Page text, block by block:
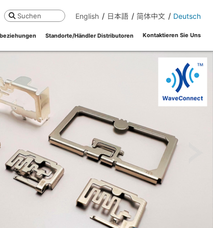
Suchen English 日本語 简体中文 Deutsch
Standorte/Händler Distributoren Kontaktieren Sie Uns